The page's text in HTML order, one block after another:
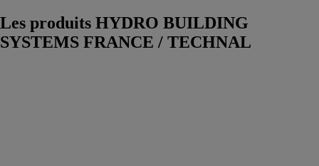
Les produits HYDRO BUILDING
SYSTEMS FRANCE / TECHNAL